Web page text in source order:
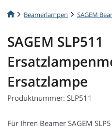
Beamerlampen SAGEM
SAGEM SLP511
Ersatzlampe
Produktnummer: SLP511
Für Ihren Beamer SAGEM